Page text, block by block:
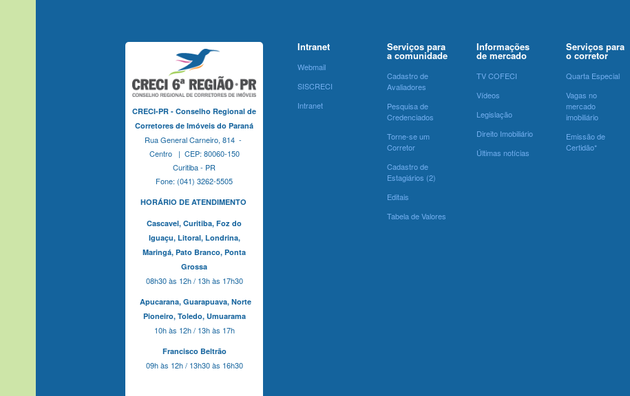
CRECI-PR - Conselho Regional de
Corretores de Imóveis do Paraná
Rua General Carneiro, 814 -
Centro | CEP: 80060-150
Curitiba - PR
Fone: (041) 3262-5505
HORÁRIO DE ATENDIMENTO
Cascavel, Curitiba, Foz do
Iguaçu, Litoral, Londrina,
Maringá, Pato Branco, Ponta
Grossa
08h30 às 12h / 13h às 17h30
Apucarana, Guarapuava, Norte
Pioneiro, Toledo, Umuarama
10h às 12h / 13h às 17h
Francisco Beltrão
09h às 12h / 13h30 às 16h30
Intranet
Webmail
SISCRECI
Intranet
Serviços para
a comunidade
Cadastro de
Avaliadores
Pesquisa de
Credenciados
Torne-se um
Corretor
Cadastro de
Estagiários (2)
Editais
Tabela de Valores
Informações
de mercado
TV COFECI
Vídeos
Legislação
Direito Imobiliário
Últimas notícias
Serviços para
o corretor
Quarta Especial
Vagas no
mercado
imobiliário
Emissão de
Certidão*